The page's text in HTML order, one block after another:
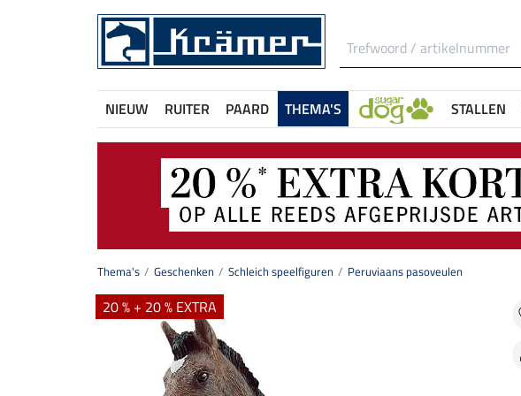
NIEUW RUITER PAARD THEMA'S STALLEN
Thema's Geschenken Schleich speelfiguren Peruviaans pasoveulen
20 % + 20 % EXTRA